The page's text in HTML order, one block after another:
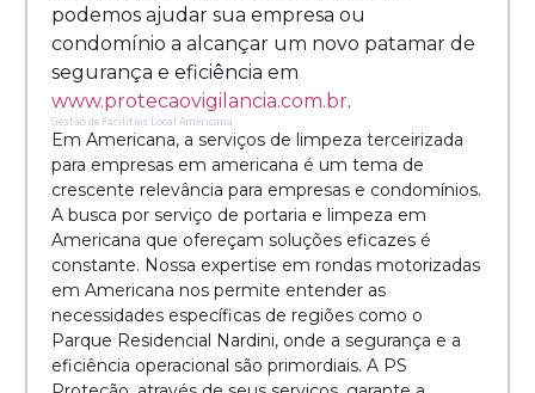
podemos ajudar sua empresa ou
condomínio a alcançar um novo patamar de
segurança e eficiência em
www.protecaovigilancia.com.br.
Gestão de Facilities Local Americana
Em Americana, a serviços de limpeza terceirizada
para empresas em americana é um tema de
crescente relevância para empresas e condomínios.
A busca por serviço de portaria e limpeza em
Americana que ofereçam soluções eficazes é
constante. Nossa expertise em rondas motorizadas
em Americana nos permite entender as
necessidades específicas de regiões como o
Parque Residencial Nardini, onde a segurança e a
eficiência operacional são primordiais. A PS